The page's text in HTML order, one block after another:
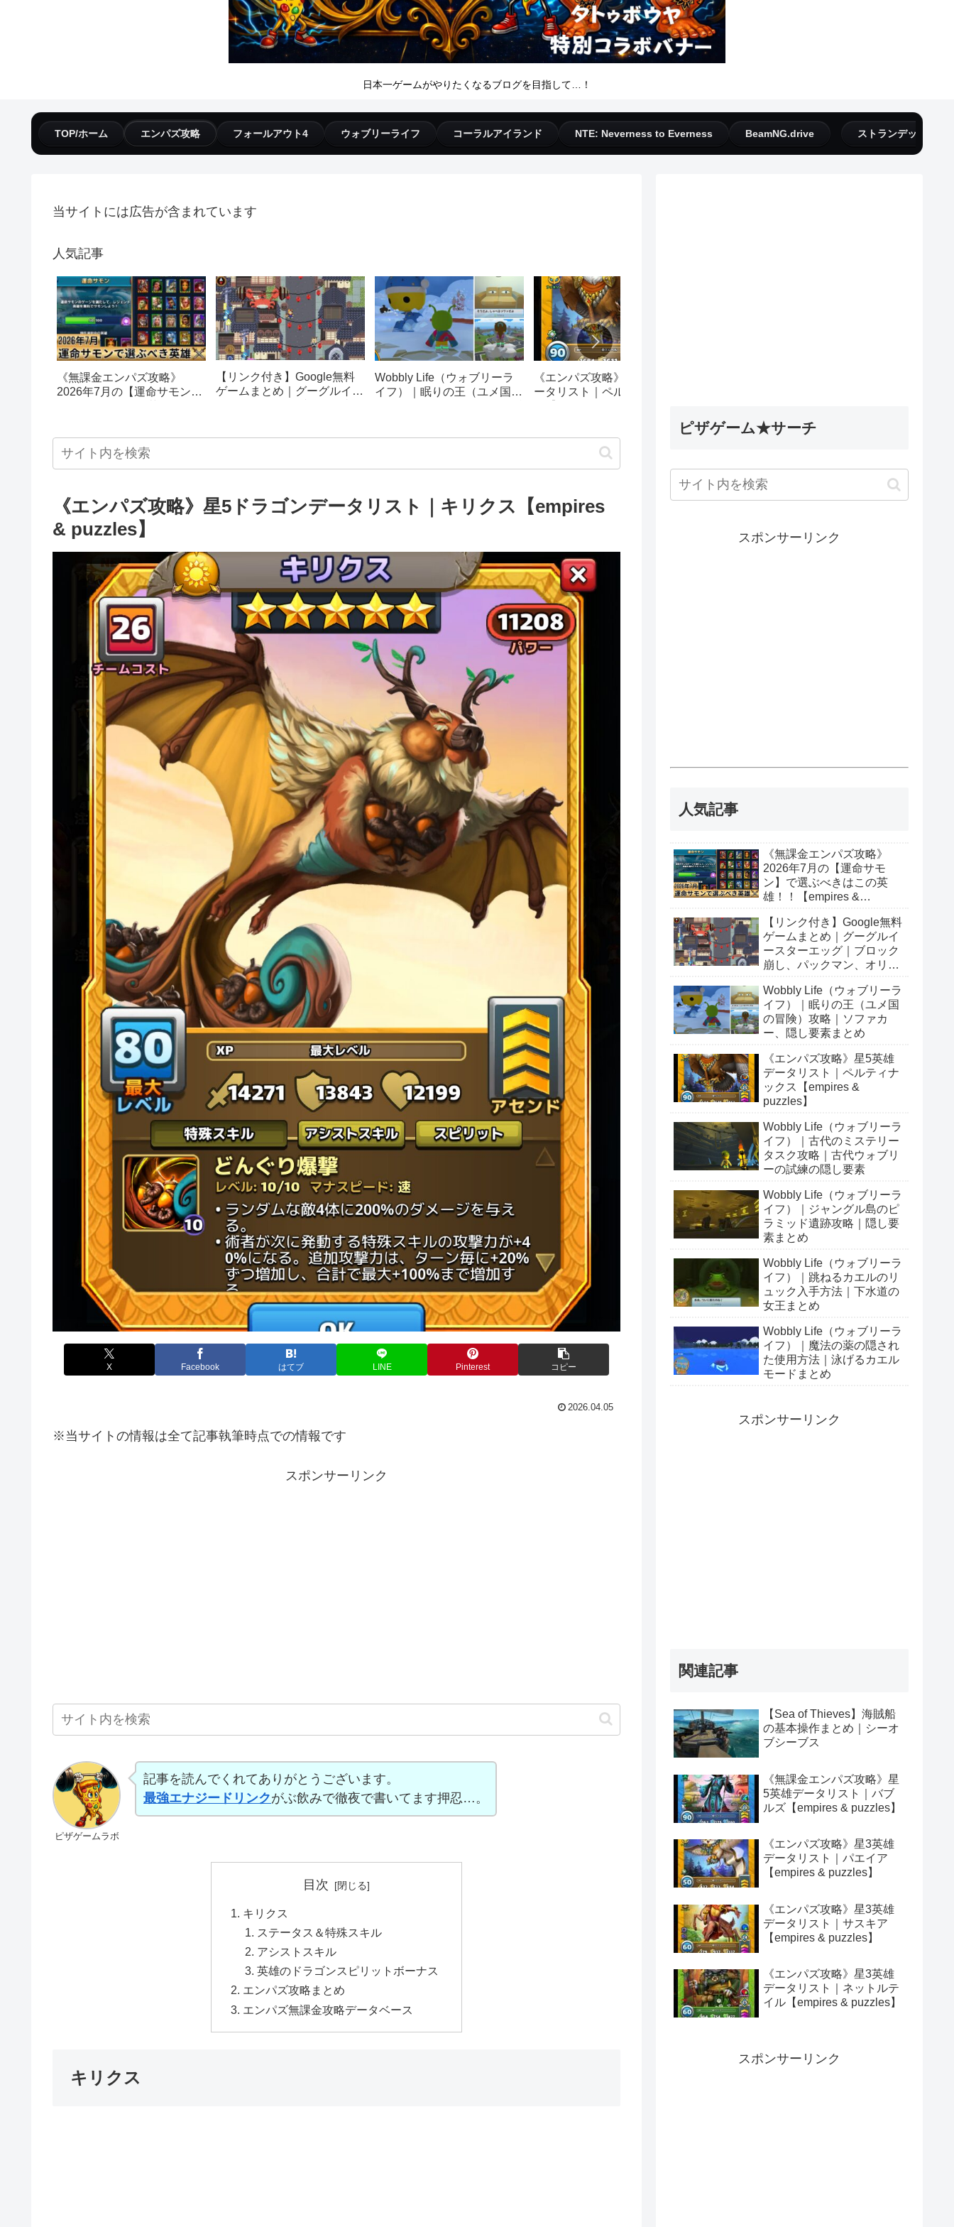
日本一ゲームがやりたくなるブログを目指して…！
TOP/ホーム エンパズ攻略 フォールアウト4 ウォブリーライフ コーラルアイランド NTE: Neverness to Everness BeamNG.drive ストランデッドディ
当サイトには広告が含まれています
人気記事
《無課金エンパズ攻略》
2026年7月の【運命サモン】
【リンク付き】Google無料
ゲームまとめ｜グーグルイー
Wobbly Life（ウォブリーラ
イフ）｜眠りの王（ユメ国の
《エンパズ攻略》星5英雄デ
ータリスト｜ペルティナック
試練の隠し要素
《エンパズ攻略》星5ドラゴンデータリスト｜キリクス【empires
& puzzles】
X Facebook はてブ LINE Pinterest コピー
2026.04.05
※当サイトの情報は全て記事執筆時点での情報です
スポンサーリンク
ピザゲームラボ
記事を読んでくれてありがとうございます。
最強エナジードリンクがぶ飲みで徹夜で書いてます押忍…。
目次
キリクス
ステータス＆特殊スキル
アシストスキル
英雄のドラゴンスピリットボーナス
エンパズ攻略まとめ
エンパズ無課金攻略データベース
キリクス
ピザゲーム★サーチ
スポンサーリンク
人気記事
《無課金エンパズ攻略》
2026年7月の【運命サモ
ン】で選ぶべきはこの英
雄！！【empires &
【リンク付き】Google無料
ゲームまとめ｜グーグルイ
ースターエッグ｜ブロック
崩し、パックマン、オリン
Wobbly Life（ウォブリーラ
イフ）｜眠りの王（ユメ国
の冒険）攻略｜ソファカ
ー、隠し要素まとめ
《エンパズ攻略》星5英雄
データリスト｜ペルティナ
ックス【empires &
puzzles】
Wobbly Life（ウォブリーラ
イフ）｜古代のミステリー
タスク攻略｜古代ウォブリ
ーの試練の隠し要素
Wobbly Life（ウォブリーラ
イフ）｜ジャングル島のピ
ラミッド遺跡攻略｜隠し要
素まとめ
Wobbly Life（ウォブリーラ
イフ）｜跳ねるカエルのリ
ュック入手方法｜下水道の
女王まとめ
Wobbly Life（ウォブリーラ
イフ）｜魔法の薬の隠され
た使用方法｜泳げるカエル
モードまとめ
スポンサーリンク
関連記事
【Sea of Thieves】海賊船
の基本操作まとめ｜シーオ
ブシーブス
《無課金エンパズ攻略》星
5英雄データリスト｜バブ
ルズ【empires & puzzles】
《エンパズ攻略》星3英雄
データリスト｜パエイア
【empires & puzzles】
《エンパズ攻略》星3英雄
データリスト｜サスキア
【empires & puzzles】
《エンパズ攻略》星3英雄
データリスト｜ネットルテ
イル【empires & puzzles】
スポンサーリンク